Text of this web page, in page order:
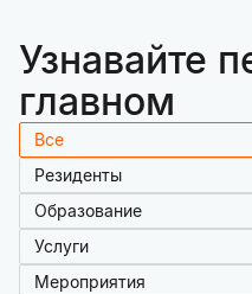
Узнавайте
главном
Все
Резиденты
Образование
Услуги
Мероприятия